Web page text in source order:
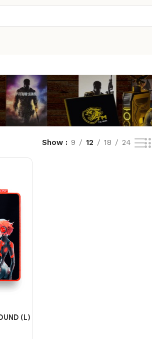
Show 9 12 18 24
(L)